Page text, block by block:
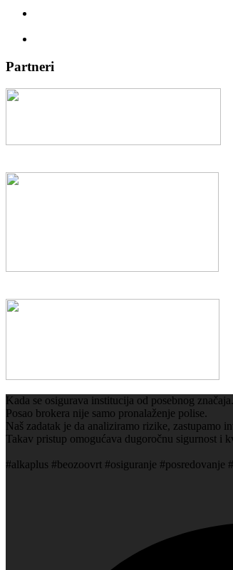
Partneri
Kada se osigurava institucija od posebnog
Posao brokera nije samo pronalaženje polise.
Naš zadatak je da analiziramo rizike, zastupamo
Takav pristup omogućava dugoročnu sigurnost i
#alkaplus #beozoovrt #osiguranje #posredovanje